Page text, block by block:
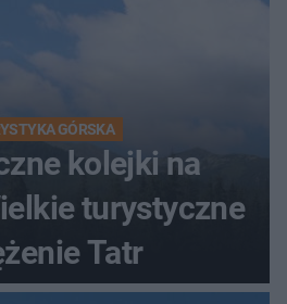
GÓRSKA
kolejki na
turystyczne
Tatr